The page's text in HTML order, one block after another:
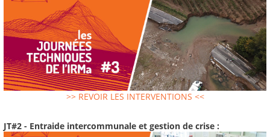
>> REVOIR LES INTERVENTIONS <<
JT#2 - Entraide intercommunale et gestion de crise :